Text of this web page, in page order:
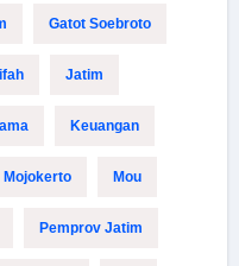
Gatot Soebroto
Jatim
Keuangan
Mojokerto Mou
Pemprov Jatim